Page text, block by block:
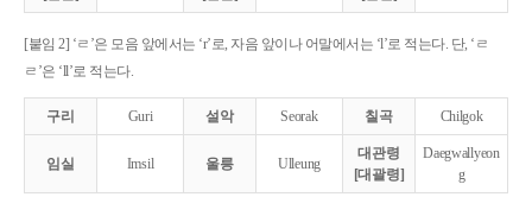
[붙임 2] ‘ㄹ’은 모음 앞에서는 ‘r’로, 자음 앞이나 어말에서는 ‘l’로 적는다. 단, ‘ㄹ
ㄹ’은 ‘ll’로 적는다.
구리 Guri 설악 Seorak 칠곡 Chilgok
임실 Imsil 울릉 Ulleung
대관령
[대괄령]
Daegwallyeon
g